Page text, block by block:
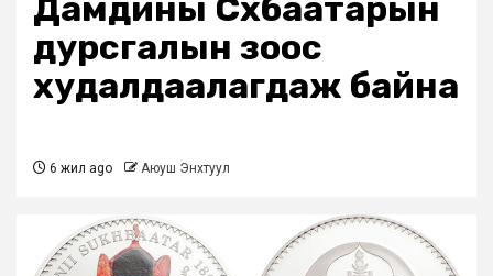
Дамдины Сүхбаатарын
дурсгалын зоос
худалдаалагдаж байна
6 жил ago Аюуш Энхтуул